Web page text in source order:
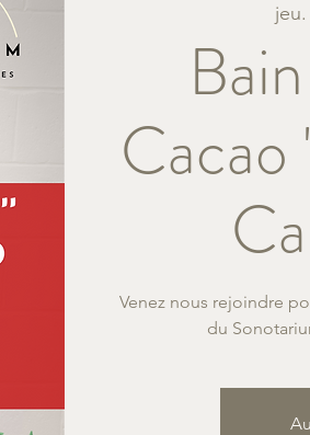
Cacao
Venez nous rejoindre
du